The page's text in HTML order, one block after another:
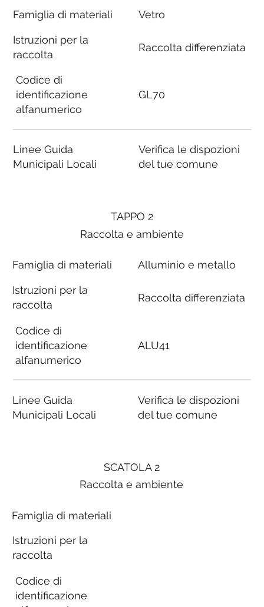
Famiglia di materiali
Istruzioni per la
raccolta
Codice di
identificazione
alfanumerico
Linee Guida
Municipali Locali
Vetro
Raccolta differenziata
GL70
Verifica le dispozioni
del tue comune
SCATOLA 2
Raccolta e ambiente
Famiglia di materiali
Istruzioni per la
raccolta
Codice di
identificazione
TAPPO 2
Raccolta e ambiente
Famiglia di materiali
Istruzioni per la
raccolta
Codice di
identificazione
alfanumerico
Linee Guida
Municipali Locali
Alluminio e metallo
Raccolta differenziata
ALU41
Verifica le dispozioni
del tue comune